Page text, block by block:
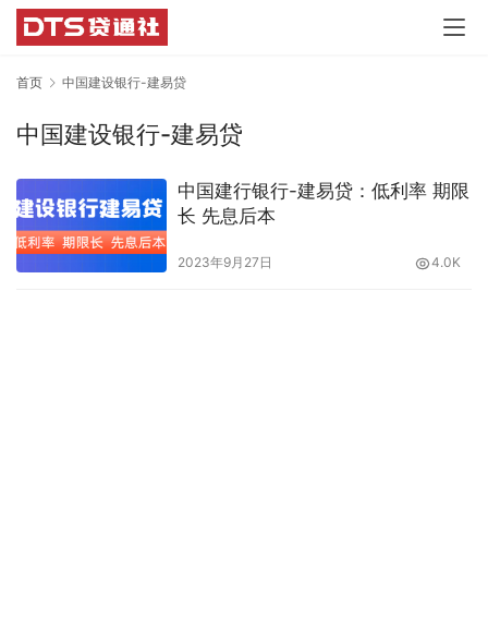
首页 中国建设银行-建易贷
中国建设银行-建易贷
中国建行银行-建易贷：低利率 期限
长 先息后本
2023年9月27日 4.0K